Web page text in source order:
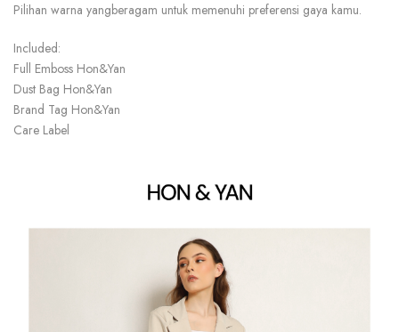
Pilihan warna yangberagam untuk memenuhi preferensi gaya kamu.
Included:
Full Emboss Hon&Yan
Dust Bag Hon&Yan
Brand Tag Hon&Yan
Care Label